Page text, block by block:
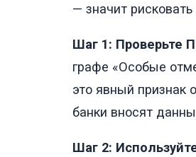
— значит
Шаг 1: Проверьте
графе «Особые
это явный признак
банки вносят
Шаг 2: